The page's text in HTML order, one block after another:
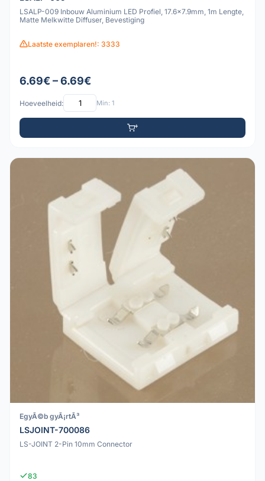
LSALP-009 Inbouw Aluminium LED Profiel, 17.6x7.9mm, 1m Lengte,
Matte Melkwitte Diffuser, Bevestiging
Laatste exemplaren!: 3333
6.69€ – 6.69€
Hoeveelheid: Min: 1
EgyÃ©b gyÃ¡rtÃ³
LSJOINT-700086
LS-JOINT 2-Pin 10mm Connector
83